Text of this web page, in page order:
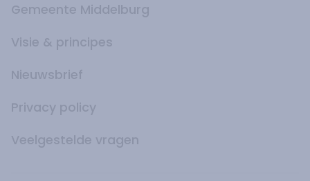
Gemeente Middelburg
Visie & principes
Nieuwsbrief
Privacy policy
Veelgestelde vragen